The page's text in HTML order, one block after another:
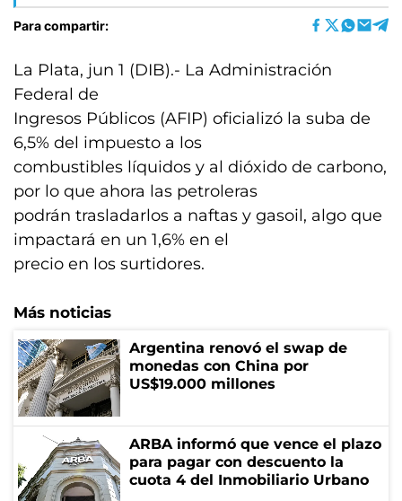
Para compartir:
La Plata, jun 1 (DIB).- La Administración
Federal de
Ingresos Públicos (AFIP) oficializó la suba de
6,5% del impuesto a los
combustibles líquidos y al dióxido de carbono,
por lo que ahora las petroleras
podrán trasladarlos a naftas y gasoil, algo que
impactará en un 1,6% en el
precio en los surtidores.
Más noticias
Argentina renovó el swap de
monedas con China por
US$19.000 millones
ARBA informó que vence el plazo
para pagar con descuento la
cuota 4 del Inmobiliario Urbano